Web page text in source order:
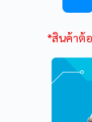
*สินค้าต้